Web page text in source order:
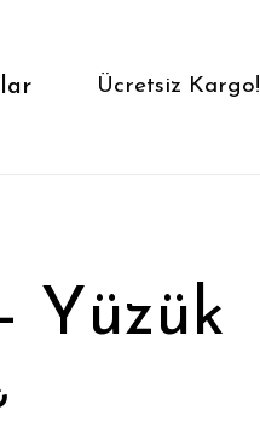
Ücretsiz Kargo!
Yüzük